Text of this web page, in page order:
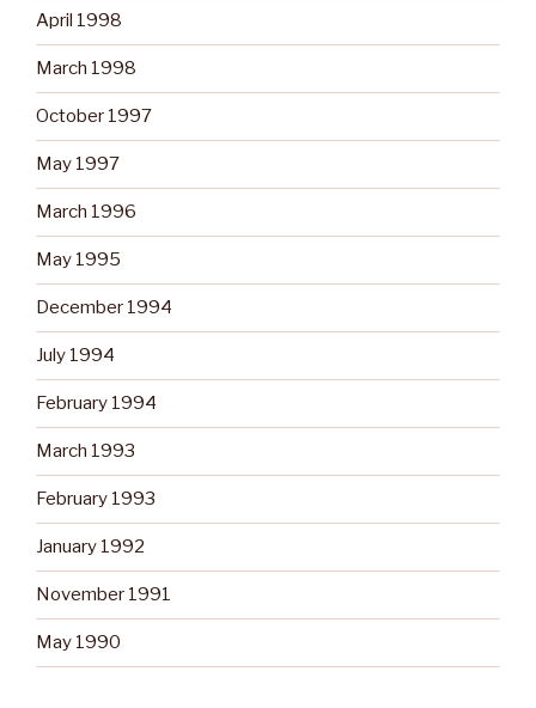
April 1998
March 1998
October 1997
May 1997
March 1996
May 1995
December 1994
July 1994
February 1994
March 1993
February 1993
January 1992
November 1991
May 1990